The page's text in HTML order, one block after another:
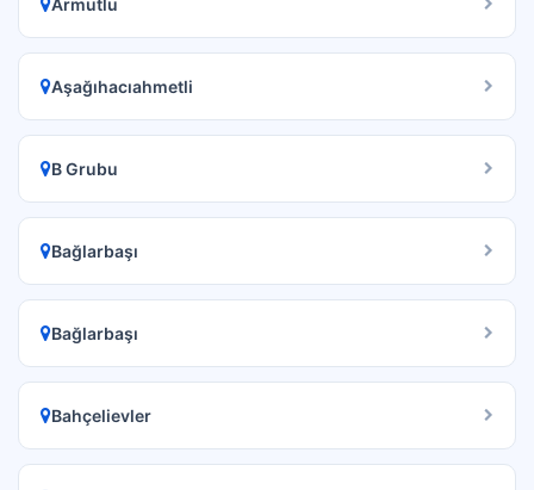
Armutlu
Aşağıhacıahmetli
B Grubu
Bağlarbaşı
Bağlarbaşı
Bahçelievler